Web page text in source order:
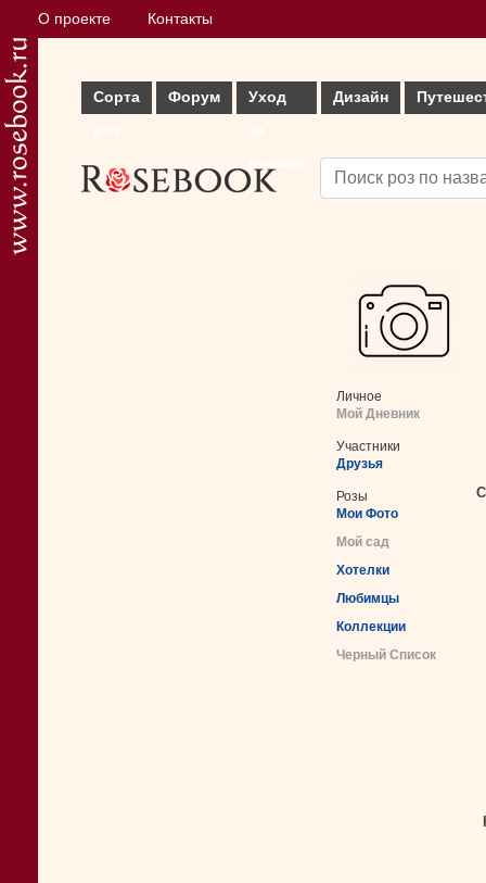
О проекте Контакты
Сорта
Форум
Уход
Дизайн
Личное
Мой Дневник
Участники
Друзья
Розы
Мои Фото
Мой сад
Хотелки
Любимцы
Коллекции
Черный Список